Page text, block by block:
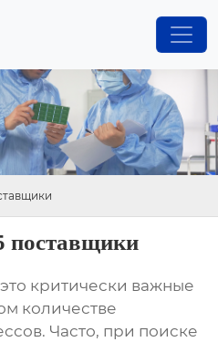
поставщики
критически важные
количестве
Часто, при поиске